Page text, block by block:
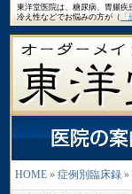
東洋堂医院は、糖尿病、胃腸疾
冷え性などでお悩みの方が（
HOME » 症例別臨床録 »